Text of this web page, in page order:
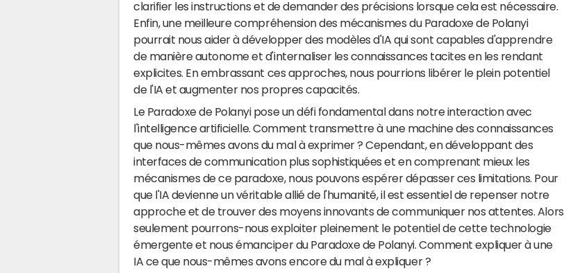
clarifier les instructions et de demander des précisions lorsque cela est nécessaire.
Enfin, une meilleure compréhension des mécanismes du Paradoxe de Polanyi
pourrait nous aider à développer des modèles d'IA qui sont capables d'apprendre
de manière autonome et d'internaliser les connaissances tacites en les rendant
explicites. En embrassant ces approches, nous pourrions libérer le plein potentiel
de l'IA et augmenter nos propres capacités.
Le Paradoxe de Polanyi pose un défi fondamental dans notre interaction avec
l'intelligence artificielle. Comment transmettre à une machine des connaissances
que nous-mêmes avons du mal à exprimer ? Cependant, en développant des
interfaces de communication plus sophistiquées et en comprenant mieux les
mécanismes de ce paradoxe, nous pouvons espérer dépasser ces limitations. Pour
que l'IA devienne un véritable allié de l'humanité, il est essentiel de repenser notre
approche et de trouver des moyens innovants de communiquer nos attentes. Alors
seulement pourrons-nous exploiter pleinement le potentiel de cette technologie
émergente et nous émanciper du Paradoxe de Polanyi. Comment expliquer à une
IA ce que nous-mêmes avons encore du mal à expliquer ?